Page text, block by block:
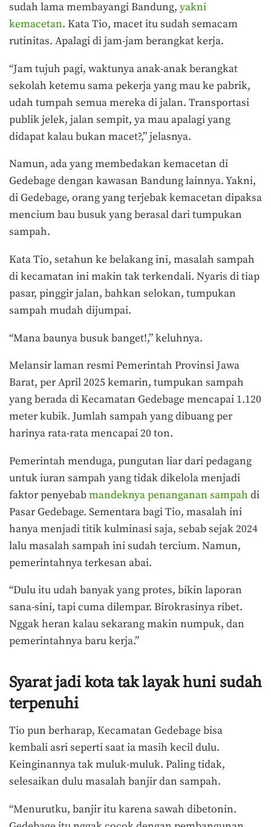
sudah lama membayangi Bandung, yakni
kemacetan. Kata Tio, macet itu sudah semacam
rutinitas. Apalagi di jam-jam berangkat kerja.
“Jam tujuh pagi, waktunya anak-anak berangkat
sekolah ketemu sama pekerja yang mau ke pabrik,
udah tumpah semua mereka di jalan. Transportasi
publik jelek, jalan sempit, ya mau apalagi yang
didapat kalau bukan macet?,” jelasnya.
Namun, ada yang membedakan kemacetan di
Gedebage dengan kawasan Bandung lainnya. Yakni,
di Gedebage, orang yang terjebak kemacetan dipaksa
mencium bau busuk yang berasal dari tumpukan
sampah.
Kata Tio, setahun ke belakang ini, masalah sampah
di kecamatan ini makin tak terkendali. Nyaris di tiap
pasar, pinggir jalan, bahkan selokan, tumpukan
sampah mudah dijumpai.
“Mana baunya busuk banget!,” keluhnya.
Melansir laman resmi Pemerintah Provinsi Jawa
Barat, per April 2025 kemarin, tumpukan sampah
yang berada di Kecamatan Gedebage mencapai 1.120
meter kubik. Jumlah sampah yang dibuang per
harinya rata-rata mencapai 20 ton.
Pemerintah menduga, pungutan liar dari pedagang
untuk iuran sampah yang tidak dikelola menjadi
faktor penyebabmandeknya penanganan sampah di
Pasar Gedebage. Sementara bagi Tio, masalah ini
hanya menjadi titik kulminasi saja, sebab sejak 2024
lalu masalah sampah ini sudah tercium. Namun,
pemerintahnya terkesan abai.
“Dulu itu udah banyak yang protes, bikin laporan
sana-sini, tapi cuma dilempar. Birokrasinya ribet.
Nggak heran kalau sekarang makin numpuk, dan
pemerintahnya baru kerja.”
Syarat jadi kota tak layak huni sudah
terpenuhi
Tio pun berharap, Kecamatan Gedebage bisa
kembali asri seperti saat ia masih kecil dulu.
Keinginannya tak muluk-muluk. Paling tidak,
selesaikan dulu masalah banjir dan sampah.
“Menurutku, banjir itu karena sawah dibetonin.